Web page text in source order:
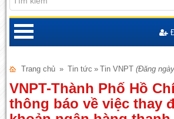
Trang chủ » Tin tức » Tin VNPT (Đăng
VNPT-Thành Phố Hồ
thông báo về việc thay